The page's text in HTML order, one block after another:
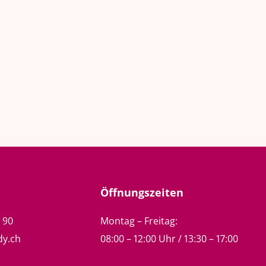
90
Öffnungszeiten
Montag – Freitag:
08:00 – 12:00 Uhr / 13:30 – 17:00